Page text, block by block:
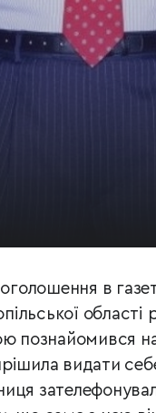
в
області
познайомився на
видати